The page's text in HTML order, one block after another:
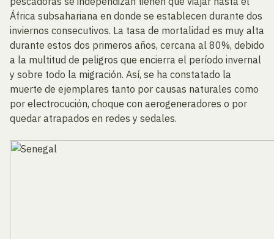
África subsahariana en donde se establecen durante dos
inviernos consecutivos. La tasa de mortalidad es muy alta
durante estos dos primeros años, cercana al 80%, debido
a la multitud de peligros que encierra el período invernal
y sobre todo la migración. Así, se ha constatado la
muerte de ejemplares tanto por causas naturales como
por electrocución, choque con aerogeneradores o por
quedar atrapados en redes y sedales.